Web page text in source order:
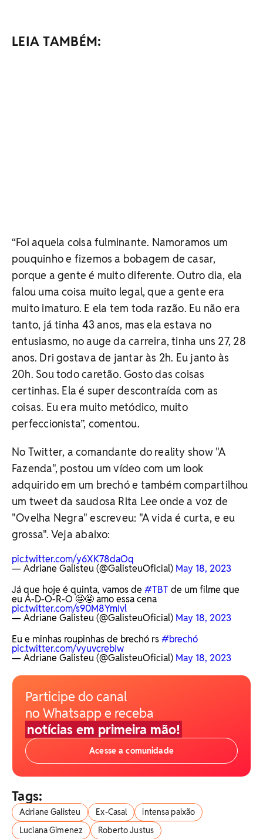
LEIA TAMBÉM:
“Foi aquela coisa fulminante. Namoramos um
pouquinho e fizemos a bobagem de casar,
porque a gente é muito diferente. Outro dia, ela
falou uma coisa muito legal, que a gente era
muito imaturo. E ela tem toda razão. Eu não era
tanto, já tinha 43 anos, mas ela estava no
entusiasmo, no auge da carreira, tinha uns 27, 28
anos. Dri gostava de jantar às 2h. Eu janto às
20h. Sou todo caretão. Gosto das coisas
certinhas. Ela é super descontraída com as
coisas. Eu era muito metódico, muito
perfeccionista”, comentou.
No Twitter, a comandante do reality show "A
Fazenda", postou um vídeo com um look
adquirido em um brechó e também compartilhou
um tweet da saudosa Rita Lee onde a voz de
"Ovelha Negra" escreveu: "A vida é curta, e eu
grossa". Veja abaixo:
pic.twitter.com/y6XK78daOq
— Adriane Galisteu (@GalisteuOficial) May 18, 2023
Já que hoje é quinta, vamos de #TBT de um filme que
eu A-D-O-R-O 🤩🤩 amo essa cena
pic.twitter.com/s90M8YmIvl
— Adriane Galisteu (@GalisteuOficial) May 18, 2023
Eu e minhas roupinhas de brechó rs#brechó
pic.twitter.com/vyuvcrebIw
— Adriane Galisteu (@GalisteuOficial) May 18, 2023
Participe do canal
no Whatsapp e receba
notícias em primeira mão!
Acesse a comunidade
Tags:
Adriane Galisteu Ex-Casal
intensa paixão
Luciana Gimenez
Roberto Justus